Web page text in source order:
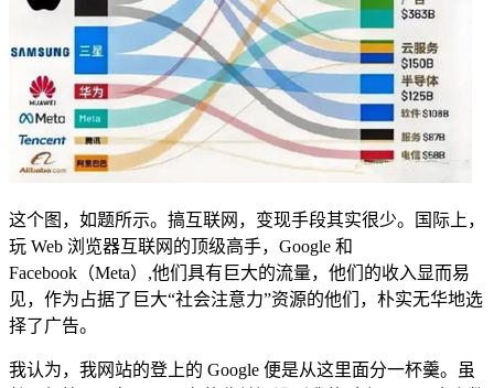
这个图，如题所示。搞互联网，变现手段其实很少。国际上，
玩 Web 浏览器互联网的顶级高手，Google 和
Facebook（Meta）,他们具有巨大的流量，他们的收入显而易
见，作为占据了巨大“社会注意力”资源的他们，朴实无华地选
择了广告。
我认为，我网站的登上的 Google 便是从这里面分一杯羹。虽